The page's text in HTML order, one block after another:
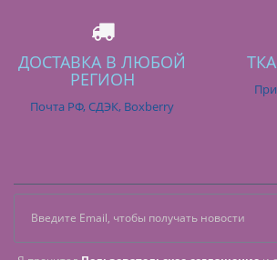
ДОСТАВКА В ЛЮБОЙ
РЕГИОН
Почта РФ, СДЭК, Boxberry